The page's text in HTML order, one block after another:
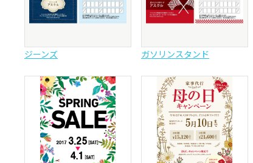
ジーンズ ガソリンスタンド